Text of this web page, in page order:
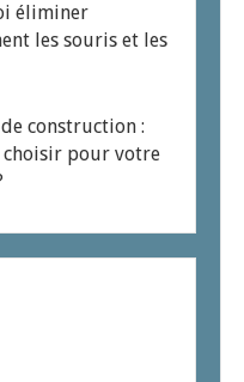
éliminer
les souris et les
construction :
pour votre